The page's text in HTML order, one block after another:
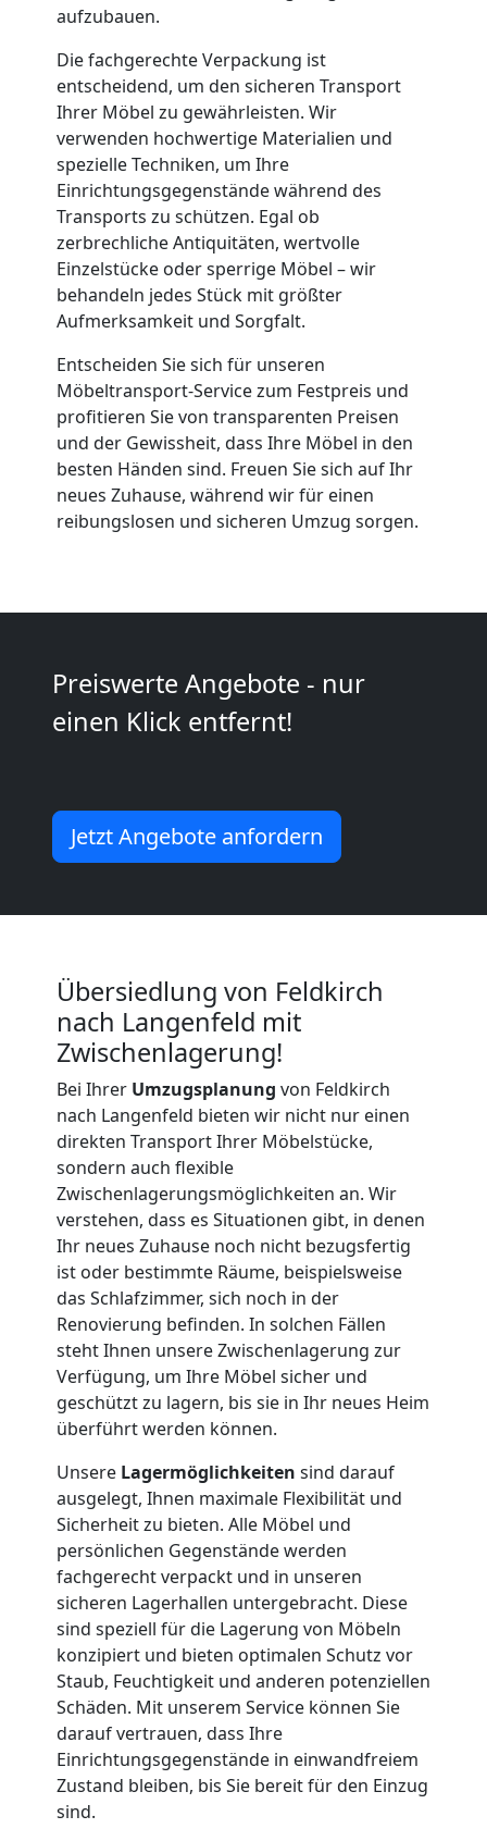
aufzubauen.
Die fachgerechte Verpackung ist
entscheidend, um den sicheren Transport
Ihrer Möbel zu gewährleisten. Wir
verwenden hochwertige Materialien und
spezielle Techniken, um Ihre
Einrichtungsgegenstände während des
Transports zu schützen. Egal ob
zerbrechliche Antiquitäten, wertvolle
Einzelstücke oder sperrige Möbel – wir
behandeln jedes Stück mit größter
Aufmerksamkeit und Sorgfalt.
Entscheiden Sie sich für unseren
Möbeltransport-Service zum Festpreis und
profitieren Sie von transparenten Preisen
und der Gewissheit, dass Ihre Möbel in den
besten Händen sind. Freuen Sie sich auf Ihr
neues Zuhause, während wir für einen
reibungslosen und sicheren Umzug sorgen.
Preiswerte Angebote - nur
einen Klick entfernt!
Jetzt Angebote anfordern
Übersiedlung von Feldkirch
nach Langenfeld mit
Zwischenlagerung!
Bei Ihrer Umzugsplanung von Feldkirch
nach Langenfeld bieten wir nicht nur einen
direkten Transport Ihrer Möbelstücke,
sondern auch flexible
Zwischenlagerungsmöglichkeiten an. Wir
verstehen, dass es Situationen gibt, in denen
Ihr neues Zuhause noch nicht bezugsfertig
ist oder bestimmte Räume, beispielsweise
das Schlafzimmer, sich noch in der
Renovierung befinden. In solchen Fällen
steht Ihnen unsere Zwischenlagerung zur
Verfügung, um Ihre Möbel sicher und
geschützt zu lagern, bis sie in Ihr neues Heim
überführt werden können.
Unsere Lagermöglichkeiten sind darauf
ausgelegt, Ihnen maximale Flexibilität und
Sicherheit zu bieten. Alle Möbel und
persönlichen Gegenstände werden
fachgerecht verpackt und in unseren
sicheren Lagerhallen untergebracht. Diese
sind speziell für die Lagerung von Möbeln
konzipiert und bieten optimalen Schutz vor
Staub, Feuchtigkeit und anderen potenziellen
Schäden. Mit unserem Service können Sie
darauf vertrauen, dass Ihre
Einrichtungsgegenstände in einwandfreiem
Zustand bleiben, bis Sie bereit für den Einzug
sind.
Lagerung
Feldkirch
Full-
Service-
Umzug
Feldkirch
Qualitäts-
Umzüge
Feldkirch
Vereinsumzug
Feldkirch
Möbeltransport
Möbeltransport
International
Beiladung
National
Beiladung
International
Internationaler
Umzug
Nationaler
Umzug